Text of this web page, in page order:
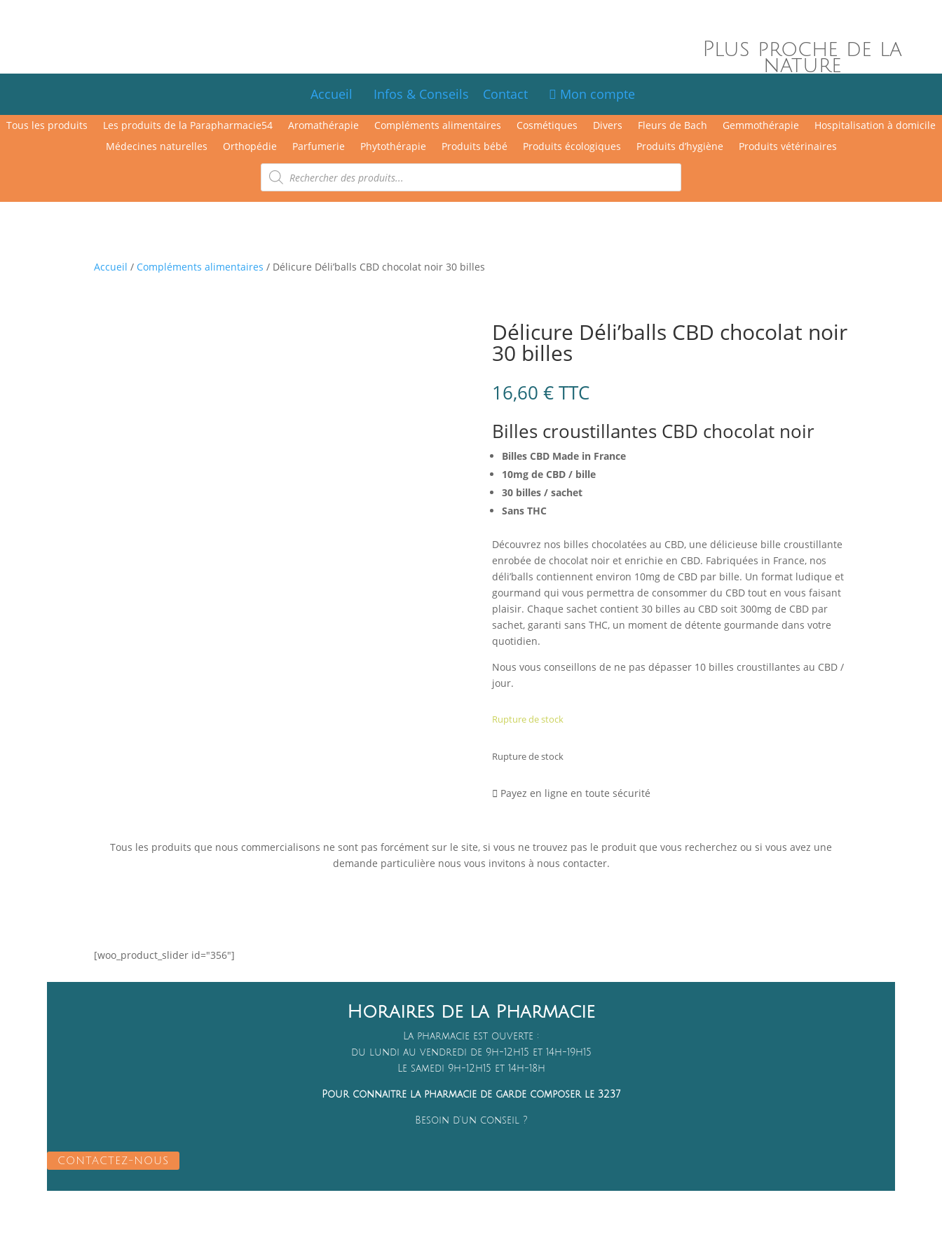
Plus proche de la
nature
Accueil Infos & Conseils Contact Mon compte
Tous les produits Les produits de la Parapharmacie54 Aromathérapie Compléments alimentaires Cosmétiques Divers Fleurs de Bach Gemmothérapie
Hospitalisation à domicile
Médecines naturelles
Orthopédie Parfumerie Phytothérapie Produits bébé Produits écologiques Produits d’hygiène Produits vétérinaires
Recherche
produits
Accueil / Compléments alimentaires / Délicure Déli’balls CBD chocolat noir 30 billes
Délicure Déli’balls CBD chocolat noir
30 billes
16,60 € TTC
Billes croustillantes CBD chocolat noir
Billes CBD Made in France
10mg de CBD / bille
30 billes / sachet
Sans THC
Découvrez nos billes chocolatées au CBD, une délicieuse bille croustillante
enrobée de chocolat noir et enrichie en CBD. Fabriquées in France, nos
déli’balls contiennent environ 10mg de CBD par bille. Un format ludique et
gourmand qui vous permettra de consommer du CBD tout en vous faisant
plaisir. Chaque sachet contient 30 billes au CBD soit 300mg de CBD par
sachet, garanti sans THC, un moment de détente gourmande dans votre
quotidien.
Nous vous conseillons de ne pas dépasser 10 billes croustillantes au CBD /
jour.
Rupture de stock
Rupture de stock
Payez en ligne en toute sécurité
Tous les produits que nous commercialisons ne sont pas forcément sur le site, si vous ne trouvez pas le produit que vous recherchez ou si vous avez une
demande particulière nous vous invitons à nous contacter.
[woo_product_slider id="356"]
Horaires de la Pharmacie
La pharmacie est ouverte :
du lundi au vendredi de 9h-12h15 et 14h-19h15
Le samedi 9h-12h15 et 14h-18h
Pour connaitre la pharmacie de garde composer le 3237
Besoin d'un conseil ?
CONTACTEZ-NOUS